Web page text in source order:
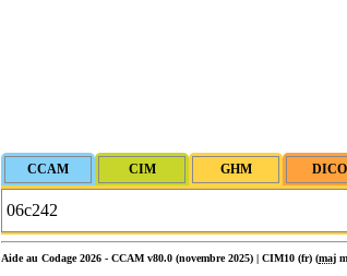
Aide au Codage 2026 - CCAM v80.0 (novembre 2025) | CIM10 (fr) (maj